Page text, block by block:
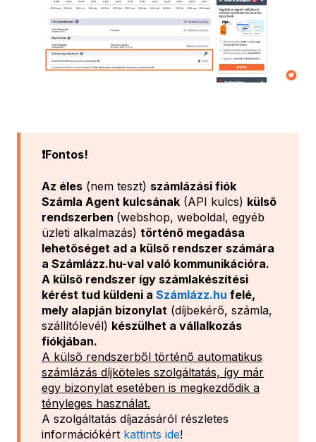
❗Fontos!
Az éles (nem teszt) számlázási fiók
Számla Agent kulcsának (API kulcs) külső
rendszerben (webshop, weboldal, egyéb
üzleti alkalmazás) történő megadása
lehetőséget ad a külső rendszer számára
a Számlázz.hu-val való kommunikációra.
A külső rendszer így számlakészítési
kérést tud küldeni a Számlázz.hu felé,
mely alapján bizonylat (díjbekérő, számla,
szállítólevél) készülhet a vállalkozás
fiókjában.
A külső rendszerből történő automatikus
számlázás díjköteles szolgáltatás, így már
egy bizonylat esetében is megkezdődik a
tényleges használat.
A szolgáltatás díjazásáról részletes
információkért kattints ide!